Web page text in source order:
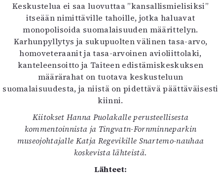
Keskustelua ei saa luovuttaa ”kansallismielisiksi”
itseään nimittäville tahoille, jotka haluavat
monopolisoida suomalaisuuden määrittelyn.
Karhunpyllytys ja sukupuolten välinen tasa-arvo,
homoveteraanit ja tasa-arvoinen avioliittolaki,
kanteleensoitto ja Taiteen edistämiskeskuksen
määrärahat on tuotava keskusteluun
suomalaisuudesta, ja niistä on pidettävä päättäväisesti
kiinni.
Kiitokset Hanna Puolakalle perusteellisesta
kommentoinnista ja Tingvatn-Fornminneparkin
museojohtajalle Katja Regevikille Snartemo-nauhaa
koskevista lähteistä.
Lähteet: